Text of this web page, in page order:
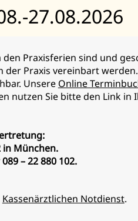
über
(externe
dazu den QR-Code
Anforderung über den
27.08.2026
den Praxisferien sind und
der Praxis vereinbart
Unsere Online
nutzen Sie bitte den Link in
in München.
– 22 880 102.
Kassenärztlichen Notdienst.